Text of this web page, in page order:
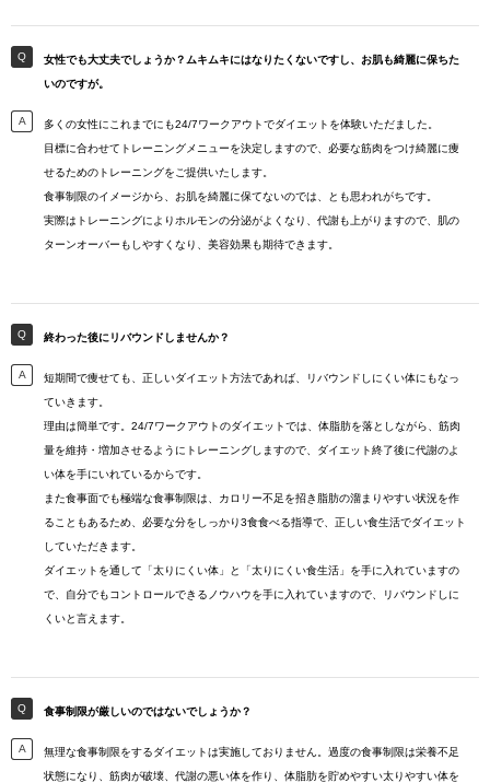
女性でも大丈夫でしょうか？ムキムキにはなりたくないですし、お肌も綺麗に保ちた
いのですが。
多くの女性にこれまでにも24/7ワークアウトでダイエットを体験いただました。
目標に合わせてトレーニングメニューを決定しますので、必要な筋肉をつけ綺麗に痩
せるためのトレーニングをご提供いたします。
食事制限のイメージから、お肌を綺麗に保てないのでは、とも思われがちです。
実際はトレーニングによりホルモンの分泌がよくなり、代謝も上がりますので、肌の
ターンオーバーもしやすくなり、美容効果も期待できます。
終わった後にリバウンドしませんか？
短期間で痩せても、正しいダイエット方法であれば、リバウンドしにくい体にもなっ
ていきます。
理由は簡単です。24/7ワークアウトのダイエットでは、体脂肪を落としながら、筋肉
量を維持・増加させるようにトレーニングしますので、ダイエット終了後に代謝のよ
い体を手にいれているからです。
また食事面でも極端な食事制限は、カロリー不足を招き脂肪の溜まりやすい状況を作
ることもあるため、必要な分をしっかり3食食べる指導で、正しい食生活でダイエット
していただきます。
ダイエットを通して「太りにくい体」と「太りにくい食生活」を手に入れていますの
で、自分でもコントロールできるノウハウを手に入れていますので、リバウンドしに
くいと言えます。
食事制限が厳しいのではないでしょうか？
無理な食事制限をするダイエットは実施しておりません。過度の食事制限は栄養不足
状態になり、筋肉が破壊、代謝の悪い体を作り、体脂肪を貯めやすい太りやすい体を